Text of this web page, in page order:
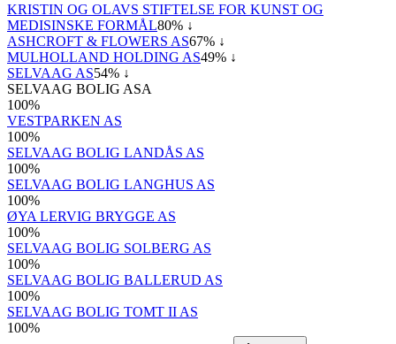
KRISTIN OG OLAVS STIFTELSE FOR KUNST OG
MEDISINSKE FORMÅL80% ↓
ASHCROFT & FLOWERS AS67% ↓
MULHOLLAND HOLDING AS49% ↓
SELVAAG AS54% ↓
SELVAAG BOLIG ASA
100%
VESTPARKEN AS
100%
SELVAAG BOLIG LANDÅS AS
100%
SELVAAG BOLIG LANGHUS AS
100%
ØYA LERVIG BRYGGE AS
100%
SELVAAG BOLIG SOLBERG AS
100%
SELVAAG BOLIG BALLERUD AS
100%
SELVAAG BOLIG TOMT II AS
100%